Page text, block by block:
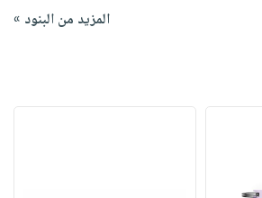
المزيد من البنود »